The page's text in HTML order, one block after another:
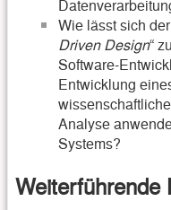
Wie lässt sich der
Driven Design“
Software-
Entwicklung
Analyse
Systems?
Weiterführende